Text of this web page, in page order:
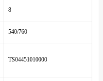
8
540/760
TS04451010000